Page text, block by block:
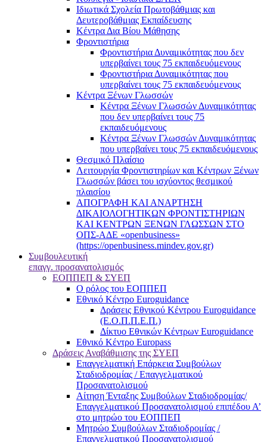
Ιδιωτικά Σχολεία Πρωτοβάθμιας και
Δευτεροβάθμιας Εκπαίδευσης
Κέντρα Δια Βίου Μάθησης
Φροντιστήρια
Φροντιστήρια Δυναμικότητας που δεν
υπερβαίνει τους 75 εκπαιδευόμενους
Φροντιστήρια Δυναμικότητας που
υπερβαίνει τους 75 εκπαιδευόμενους
Κέντρα Ξένων Γλωσσών
Kέντρα Ξένων Γλωσσών Δυναμικότητας
που δεν υπερβαίνει τους 75
εκπαιδευόμενους
Kέντρα Ξένων Γλωσσών Δυναμικότητας
που υπερβαίνει τους 75 εκπαιδευόμενους
Θεσμικό Πλαίσιο
Λειτουργία Φροντιστηρίων και Κέντρων Ξένων
Γλωσσών βάσει του ισχύοντος θεσμικού
πλαισίου
ΑΠΟΓΡΑΦΗ ΚΑΙ ΑΝΑΡΤΗΣΗ
ΔΙΚΑΙΟΛΟΓΗΤΙΚΩΝ ΦΡΟΝΤΙΣΤΗΡΙΩΝ
ΚΑΙ ΚΕΝΤΡΩΝ ΞΕΝΩΝ ΓΛΩΣΣΩΝ ΣΤΟ
ΟΠΣ-ΑΔΕ «openbusiness»
(https://openbusiness.mindev.gov.gr)
Συμβουλευτική
επαγγ. προσανατολισμός
ΕΟΠΠΕΠ & ΣΥΕΠ
Ο ρόλος του ΕΟΠΠΕΠ
Εθνικό Κέντρο Euroguidance
Δράσεις Εθνικού Κέντρου Euroguidance
(Ε.Ο.Π.Π.Ε.Π.)
Δίκτυο Εθνικών Κέντρων Euroguidance
Εθνικό Κέντρο Europass
Δράσεις Αναβάθμισης της ΣΥΕΠ
Επαγγελματική Επάρκεια Συμβούλων
Σταδιοδρομίας / Επαγγελματικού
Προσανατολισμού
Αίτηση Ένταξης Συμβούλων Σταδιοδρομίας/
Επαγγελματικού Προσανατολισμού επιπέδου Α’
στο μητρώο του ΕΟΠΠΕΠ
Μητρώο Συμβούλων Σταδιοδρομίας /
Επαγγελματικού Προσανατολισμού